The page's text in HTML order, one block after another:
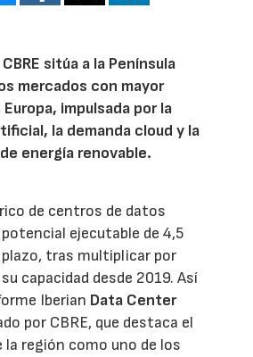
sitúa a la Península
mercados con mayor
impulsada por la
la demanda cloud y la
energía renovable.
de centros de datos
ejecutable de 4,5
plazo, tras multiplicar por
capacidad desde 2019. Así
Iberian Data Center
por CBRE, que destaca el
región como uno de los